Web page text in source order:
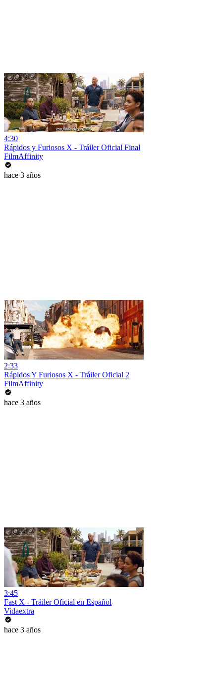
4:30
Rápidos y Furiosos X - Tráiler Oficial Final
FilmAffinity
hace 3 años
2:33
Rápidos Y Furiosos X - Tráiler Oficial 2
FilmAffinity
hace 3 años
3:45
Fast X - Tráiler Oficial en Español
Vidaextra
hace 3 años